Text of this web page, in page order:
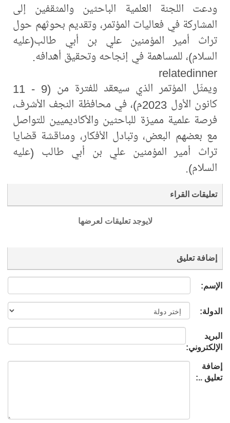
ودعت اللجنة العلمية الباحثين والمثقفين إلى
المشاركة في فعاليات المؤتمر، وتقديم بحوثهم حول
تراث أمير المؤمنين علي بن أبي طالب(عليه
السلام)، للمساهمة في إنجاحه وتحقيق أهدافه.
relatedinner
ويمثّل المؤتمر الذي سيعقد للفترة من (9 - 11
كانون الأول 2023م)، في محافظة النجف الأشرف،
فرصة علمية مميزة للباحثين والأكاديميين للتواصل
مع بعضهم البعض، وتبادل الأفكار، ومناقشة قضايا
تراث أمير المؤمنين علي بن أبي طالب (عليه
السلام).
تعليقات القراء
لايوجد تعليقات لعرضها
إضافة تعليق
الإسم:
الدولة:
البريد
الإلكتروني:
إضافة
تعليق ..: